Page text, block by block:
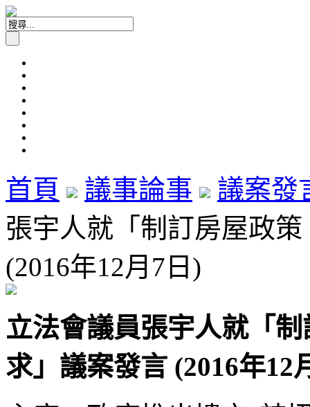
首頁 議事論事
議案發
張宇人就「制訂房屋政
(2016年12月7日)
立法會議員張宇人就「
求」議案發言 (2016年12